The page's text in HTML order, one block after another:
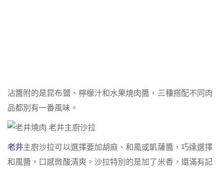
沾醬附的是昆布鹽、檸檬汁和水果燒肉醬，三種搭配不同肉
品都別有一番風味。
老井主廚沙拉可以選擇要加胡麻、和風或凱薩醬，巧達選擇
和風醬，口感微酸清爽。沙拉特別的是加了米香，還滿有記